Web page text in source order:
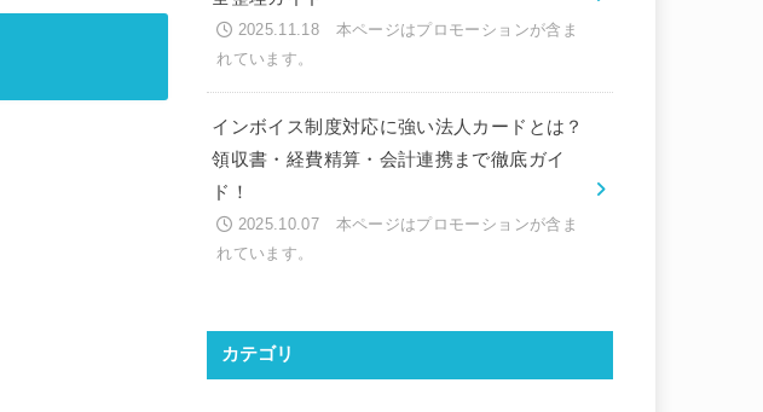
2025.11.18
インボイス制度対応に強い法人カードとは？
領収書・経費精算・会計連携まで徹底ガイ
ド！
2025.10.07
カテゴリ